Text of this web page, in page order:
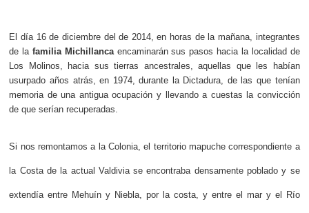
El día 16 de diciembre del de 2014, en horas de la mañana, integrantes
de la familia Michillanca encaminarán sus pasos hacia la localidad de
Los Molinos, hacia sus tierras ancestrales, aquellas que les habían
usurpado años atrás, en 1974, durante la Dictadura, de las que tenían
memoria de una antigua ocupación y llevando a cuestas la convicción
de que serían recuperadas.
Si nos remontamos a la Colonia, el territorio mapuche correspondiente a
la Costa de la actual Valdivia se encontraba densamente poblado y se
extendía entre Mehuín y Niebla, por la costa, y entre el mar y el Río